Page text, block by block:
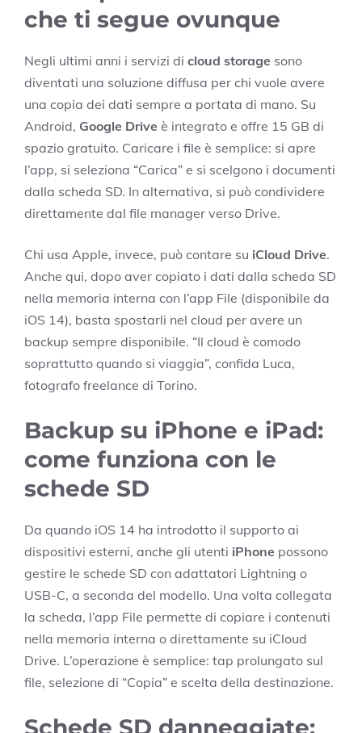
che ti segue ovunque
Negli ultimi anni i servizi di cloud storage sono
diventati una soluzione diffusa per chi vuole avere
una copia dei dati sempre a portata di mano. Su
Android, Google Drive è integrato e offre 15 GB di
spazio gratuito. Caricare i file è semplice: si apre
l’app, si seleziona “Carica” e si scelgono i documenti
dalla scheda SD. In alternativa, si può condividere
direttamente dal file manager verso Drive.
Chi usa Apple, invece, può contare su iCloud Drive.
Anche qui, dopo aver copiato i dati dalla scheda SD
nella memoria interna con l’app File (disponibile da
iOS 14), basta spostarli nel cloud per avere un
backup sempre disponibile. “Il cloud è comodo
soprattutto quando si viaggia”, confida Luca,
fotografo freelance di Torino.
Backup su iPhone e iPad:
come funziona con le
schede SD
Da quando iOS 14 ha introdotto il supporto ai
dispositivi esterni, anche gli utenti iPhone possono
gestire le schede SD con adattatori Lightning o
USB-C, a seconda del modello. Una volta collegata
la scheda, l’app File permette di copiare i contenuti
nella memoria interna o direttamente su iCloud
Drive. L’operazione è semplice: tap prolungato sul
file, selezione di “Copia” e scelta della destinazione.